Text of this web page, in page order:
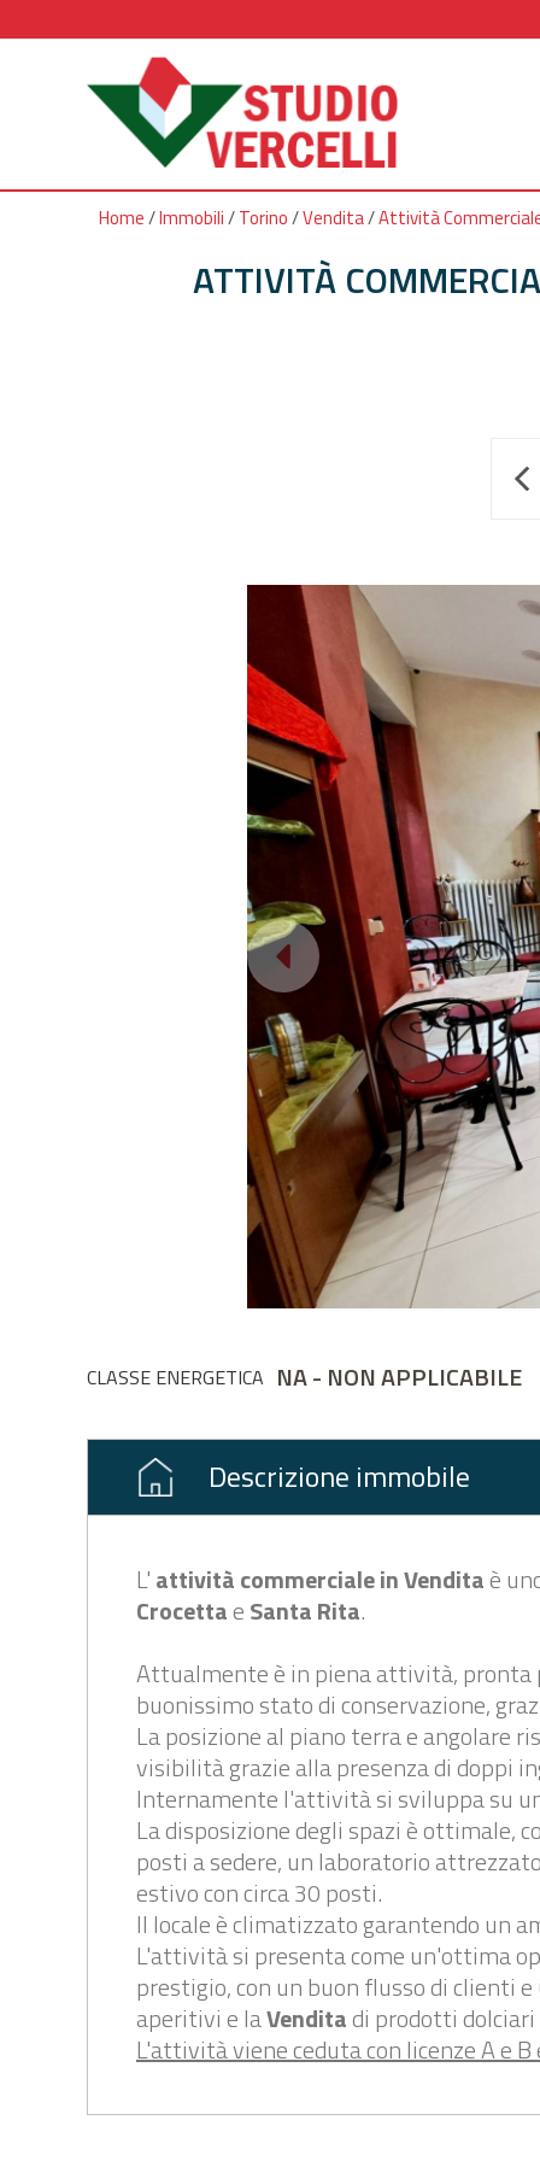
Home/Immobili/Torino/Vendita/Attività
ATTIVITÀ
CLASSE ENERGETICA NA - NON APPLICABILE
Descrizione immobile
L'attività commerciale inVenditaè
CrocettaeSanta Rita.
Attualmente è in piena attività, pronta
buonissimo stato di conservazione,
La posizione al piano terra e angolare
visibilità grazie alla presenza di doppi
Internamente l'attività si sviluppa su
La disposizione degli spazi è ottimale,
posti a sedere, un laboratorio
estivo con circa 30 posti.
Il locale è climatizzato garantendo un
L'attività si presenta come un'ottima
prestigio, con un buon flusso di clienti
aperitivi e laVenditadi prodotti
L'attività viene ceduta con licenze A e